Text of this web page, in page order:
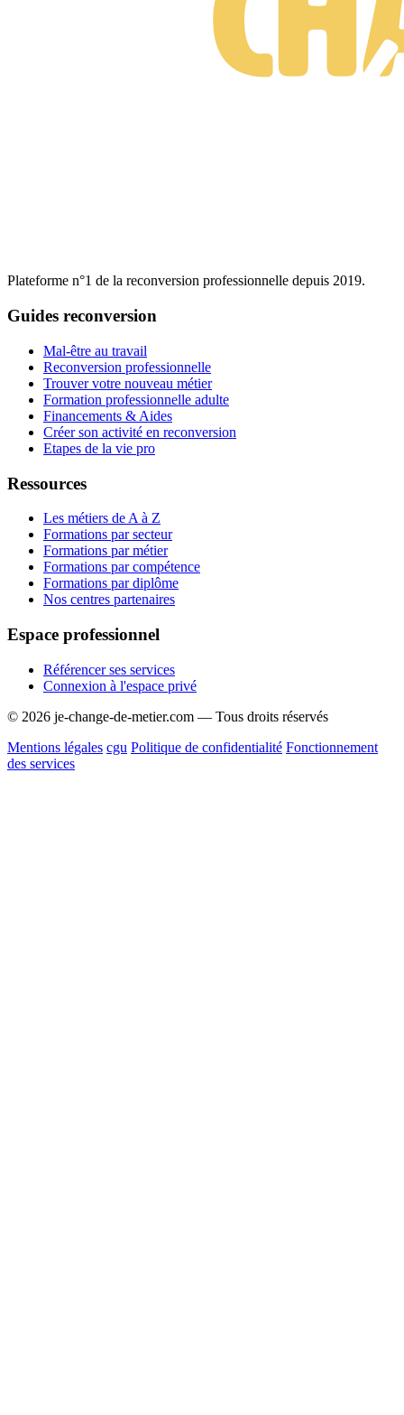
Plateforme n°1 de la reconversion professionnelle depuis 2019.
Guides reconversion
Mal-être au travail
Reconversion professionnelle
Trouver votre nouveau métier
Formation professionnelle adulte
Financements & Aides
Créer son activité en reconversion
Etapes de la vie pro
Ressources
Les métiers de A à Z
Formations par secteur
Formations par métier
Formations par compétence
Formations par diplôme
Nos centres partenaires
Espace professionnel
Référencer ses services
Connexion à l'espace privé
© 2026 je-change-de-metier.com — Tous droits réservés
Mentions légales cgu Politique de confidentialité Fonctionnement
des services